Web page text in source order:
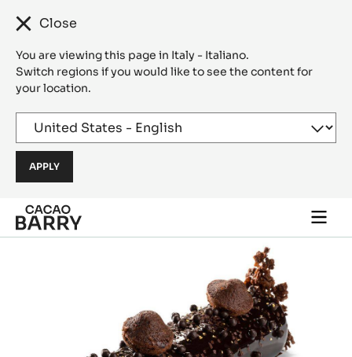
Close
You are viewing this page in Italy - Italiano.
Switch regions if you would like to see the content for
your location.
Skip to main content
main